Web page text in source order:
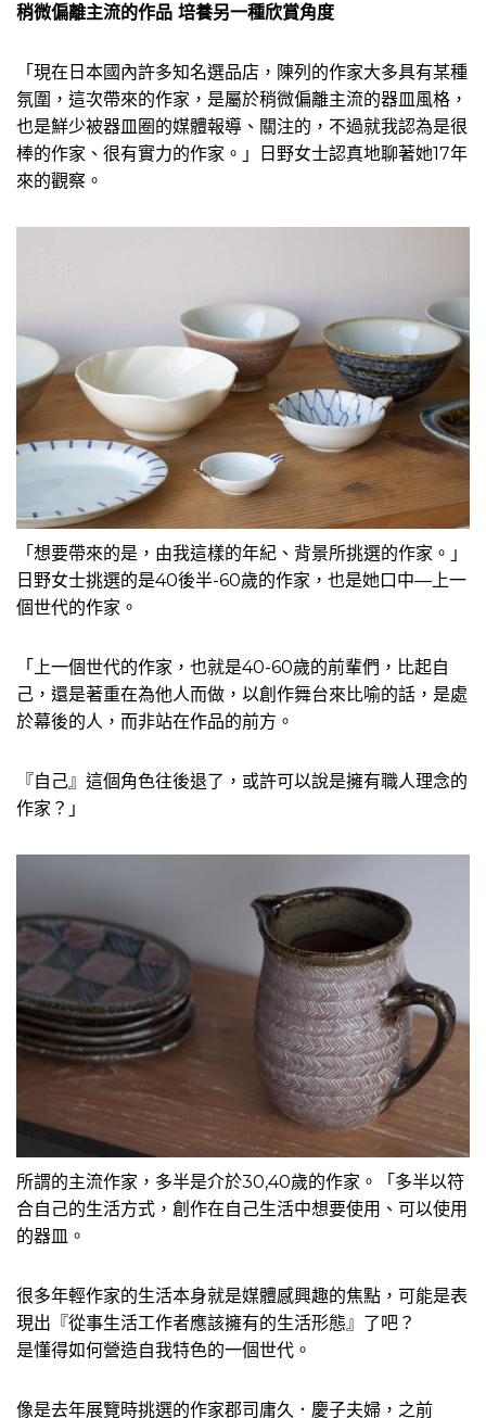
稍微偏離主流的作品 培養另一種欣賞角度
「現在日本國內許多知名選品店，陳列的作家大多具有某種
氛圍，這次帶來的作家，是屬於稍微偏離主流的器皿風格，
也是鮮少被器皿圈的媒體報導、關注的，不過就我認為是很
棒的作家、很有實力的作家。」日野女士認真地聊著她17年
來的觀察。
「想要帶來的是，由我這樣的年紀、背景所挑選的作家。」
日野女士挑選的是40後半-60歲的作家，也是她口中—上一
個世代的作家。
「上一個世代的作家，也就是40-60歲的前輩們，比起自
己，還是著重在為他人而做，以創作舞台來比喻的話，是處
於幕後的人，而非站在作品的前方。
『自己』這個角色往後退了，或許可以說是擁有職人理念的
作家？」
所謂的主流作家，多半是介於30,40歲的作家。「多半以符
合自己的生活方式，創作在自己生活中想要使用、可以使用
的器皿。
很多年輕作家的生活本身就是媒體感興趣的焦點，可能是表
現出『從事生活工作者應該擁有的生活形態』了吧？
是懂得如何營造自我特色的一個世代。
像是去年展覽時挑選的作家郡司庸久．慶子夫婦，之前